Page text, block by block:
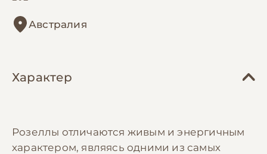
Австралия
Характер
Розеллы отличаются живым и энергичным
характером, являясь одними из самых